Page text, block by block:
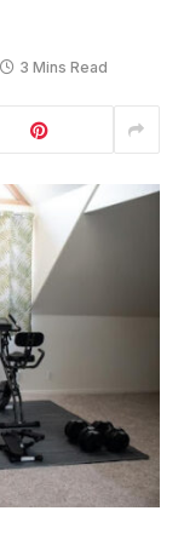
3 Mins Read